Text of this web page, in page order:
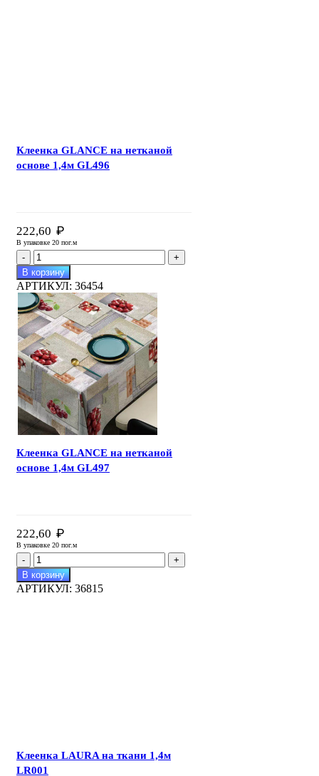
Клеенка GLANCE на нетканой
основе 1,4м GL496
222,60 ₽
В упаковке 20 пог.м
Количество
товара
Клеенка
GLANCE
на
нетканой
основе
1,4м
GL496
В корзину
АРТИКУЛ: 36454
Клеенка GLANCE на нетканой
основе 1,4м GL497
222,60 ₽
В упаковке 20 пог.м
Количество
товара
Клеенка
GLANCE
В корзину
АРТИКУЛ: 36815
Клеенка LAURA на ткани 1,4м
LR001